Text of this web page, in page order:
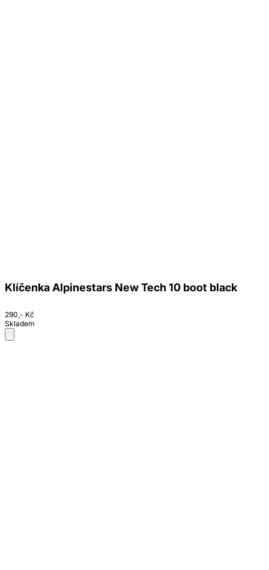
Klíčenka Alpinestars New Tech 10 boot black
290,- Kč
Skladem